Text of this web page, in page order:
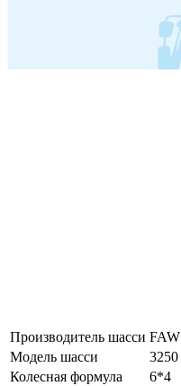
Производитель шасси FAW
Модель шасси
3250
Колесная формула
6*4